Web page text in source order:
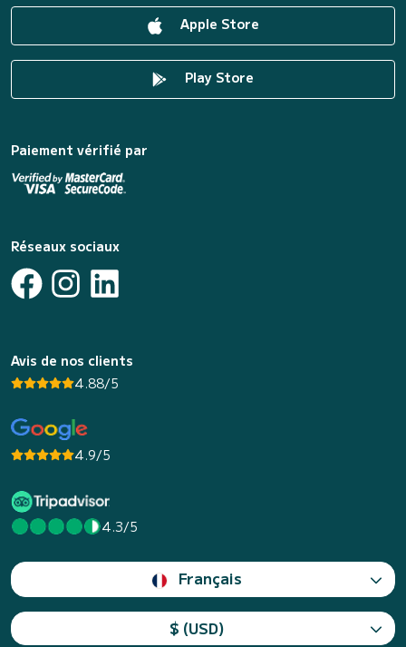
Apple Store
Play Store
Paiement vérifié par
Réseaux sociaux
Avis de nos clients
4.88/5
4.9/5
4.3/5
Français
$ (USD)